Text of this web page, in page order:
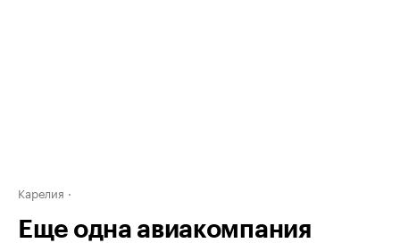
Карелия
Еще одна авиакомпания